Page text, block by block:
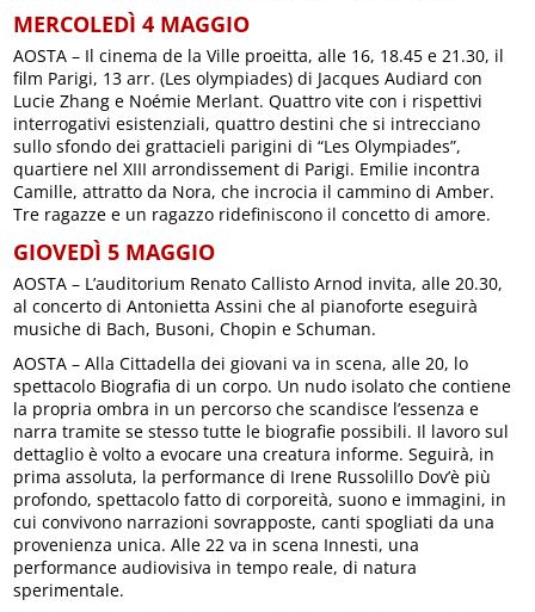
MERCOLEDÌ 4 MAGGIO
AOSTA – Il cinema de la Ville proeitta, alle 16, 18.45 e 21.30, il
film Parigi, 13 arr. (Les olympiades) di Jacques Audiard con
Lucie Zhang e Noémie Merlant. Quattro vite con i rispettivi
interrogativi esistenziali, quattro destini che si intrecciano
sullo sfondo dei grattacieli parigini di “Les Olympiades”,
quartiere nel XIII arrondissement di Parigi. Emilie incontra
Camille, attratto da Nora, che incrocia il cammino di Amber.
Tre ragazze e un ragazzo ridefiniscono il concetto di amore.
GIOVEDÌ 5 MAGGIO
AOSTA – L’auditorium Renato Callisto Arnod invita, alle 20.30,
al concerto di Antonietta Assini che al pianoforte eseguirà
musiche di Bach, Busoni, Chopin e Schuman.
AOSTA – Alla Cittadella dei giovani va in scena, alle 20, lo
spettacolo Biografia di un corpo. Un nudo isolato che contiene
la propria ombra in un percorso che scandisce l’essenza e
narra tramite se stesso tutte le biografie possibili. Il lavoro sul
dettaglio è volto a evocare una creatura informe. Seguirà, in
prima assoluta, la performance di Irene Russolillo Dov’è più
profondo, spettacolo fatto di corporeità, suono e immagini, in
cui convivono narrazioni sovrapposte, canti spogliati da una
provenienza unica. Alle 22 va in scena Innesti, una
performance audiovisiva in tempo reale, di natura
sperimentale.